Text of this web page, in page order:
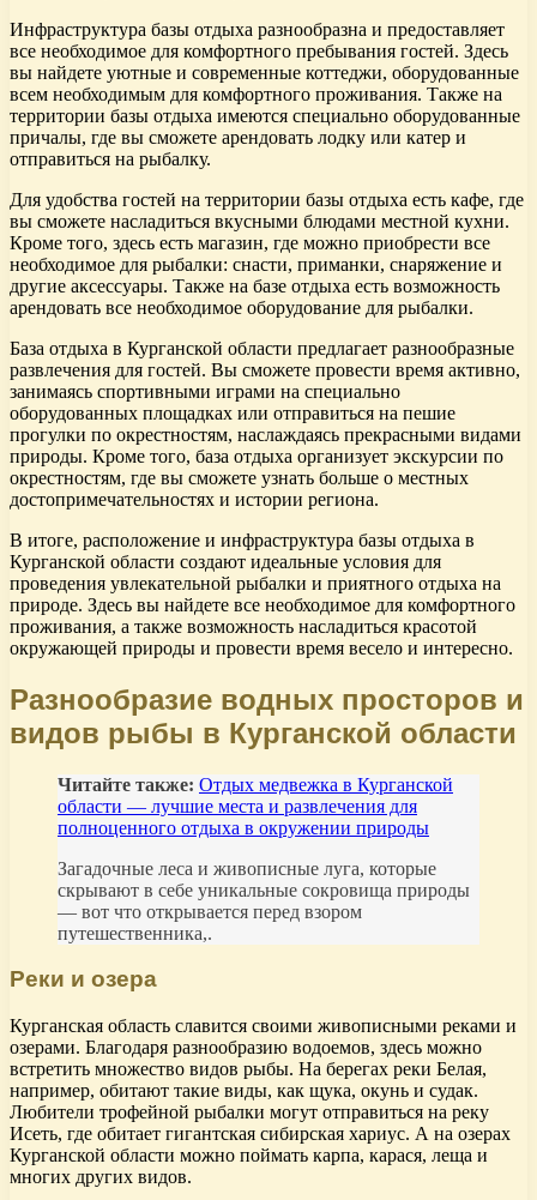
Инфраструктура базы отдыха разнообразна и предоставляет
все необходимое для комфортного пребывания гостей. Здесь
вы найдете уютные и современные коттеджи, оборудованные
всем необходимым для комфортного проживания. Также на
территории базы отдыха имеются специально оборудованные
причалы, где вы сможете арендовать лодку или катер и
отправиться на рыбалку.
Для удобства гостей на территории базы отдыха есть кафе, где
вы сможете насладиться вкусными блюдами местной кухни.
Кроме того, здесь есть магазин, где можно приобрести все
необходимое для рыбалки: снасти, приманки, снаряжение и
другие аксессуары. Также на базе отдыха есть возможность
арендовать все необходимое оборудование для рыбалки.
База отдыха в Курганской области предлагает разнообразные
развлечения для гостей. Вы сможете провести время активно,
занимаясь спортивными играми на специально
оборудованных площадках или отправиться на пешие
прогулки по окрестностям, наслаждаясь прекрасными видами
природы. Кроме того, база отдыха организует экскурсии по
окрестностям, где вы сможете узнать больше о местных
достопримечательностях и истории региона.
В итоге, расположение и инфраструктура базы отдыха в
Курганской области создают идеальные условия для
проведения увлекательной рыбалки и приятного отдыха на
природе. Здесь вы найдете все необходимое для комфортного
проживания, а также возможность насладиться красотой
окружающей природы и провести время весело и интересно.
Разнообразие водных просторов и
видов рыбы в Курганской области
Читайте также: Отдых медвежка в Курганской
области — лучшие места и развлечения для
полноценного отдыха в окружении природы
Загадочные леса и живописные луга, которые
скрывают в себе уникальные сокровища природы
— вот что открывается перед взором
путешественника,.
Реки и озера
Курганская область славится своими живописными реками и
озерами. Благодаря разнообразию водоемов, здесь можно
встретить множество видов рыбы. На берегах реки Белая,
например, обитают такие виды, как щука, окунь и судак.
Любители трофейной рыбалки могут отправиться на реку
Исеть, где обитает гигантская сибирская хариус. А на озерах
Курганской области можно поймать карпа, карася, леща и
многих других видов.